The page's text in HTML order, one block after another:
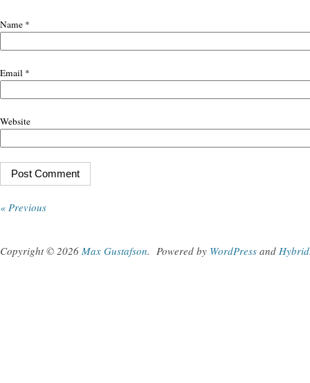
Name *
Email *
Website
« Previous
Copyright © 2026 Max Gustafson. Powered by WordPress and Hybrid